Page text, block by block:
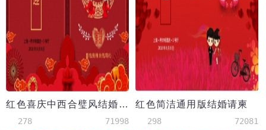
红色喜庆中西合璧风结婚请柬
278 71998
红色简洁通用版结婚请柬
298 72081